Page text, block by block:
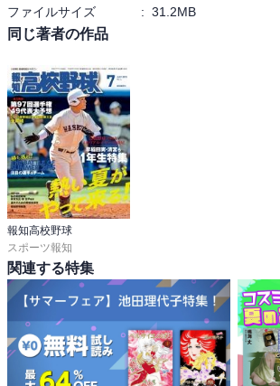
ファイルサイズ
: 31.2MB
同じ著者の作品
報知高校野球
スポーツ報知
関連する特集